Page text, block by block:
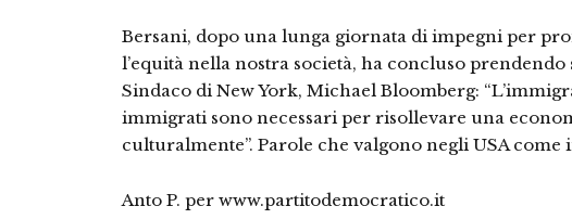
Bersani, dopo una lunga giornata di impegni per
l’equità nella nostra società, ha concluso
Sindaco di New York, Michael Bloomberg:
immigrati sono necessari per risollevare una
culturalmente”. Parole che valgono negli USA come
Anto P. per www.partitodemocratico.it